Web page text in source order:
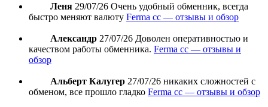
Леня 29/07/26 Очень удобный обменник, всегда
быстро меняют валюту Ferma cc — отзывы и обзор
Александр 27/07/26 Доволен оперативностью и
качеством работы обменника. Ferma cc — отзывы и
обзор
Альберт Калугер 27/07/26 никаких сложностей с
обменом, все прошло гладко Ferma cc — отзывы и обзор